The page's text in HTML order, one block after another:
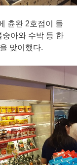
츈완 2호점이 들
아와 수박 등 한
맞이했다.